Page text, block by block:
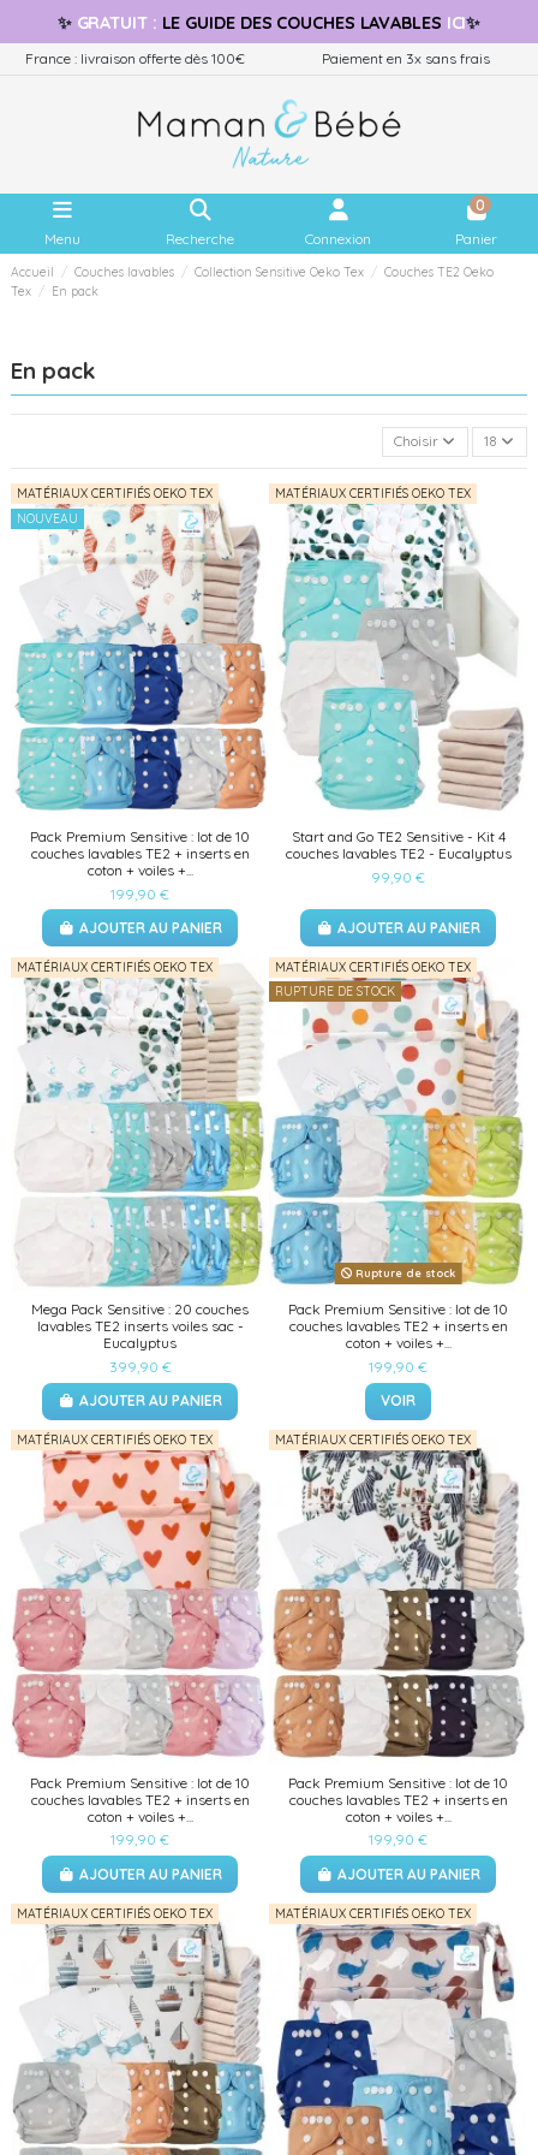
✨ GRATUIT: LE GUIDE DES COUCHES LAVABLES ICI✨
France : livraison offerte dès 100€ Paiement en 3x sans frais
Menu Recherche Connexion
0
Panier
Accueil Couches lavables Collection Sensitive Oeko Tex
Couches TE2 Oeko
Tex
En pack
En pack
Choisir 18
MATÉRIAUX CERTIFIÉS OEKO TEX
NOUVEAU
Pack Premium Sensitive : lot de 10
couches lavables TE2 + inserts en
coton + voiles +...
199,90 €
AJOUTER AU PANIER
MATÉRIAUX CERTIFIÉS OEKO TEX
Start and Go TE2 Sensitive - Kit 4
couches lavables TE2 - Eucalyptus
99,90 €
AJOUTER AU PANIER
MATÉRIAUX CERTIFIÉS OEKO TEX
Mega Pack Sensitive : 20 couches
lavables TE2 inserts voiles sac -
Eucalyptus
399,90 €
AJOUTER AU PANIER
MATÉRIAUX CERTIFIÉS OEKO TEX
RUPTURE DE STOCK
Rupture de stock
Pack Premium Sensitive : lot de 10
couches lavables TE2 + inserts en
coton + voiles +...
199,90 €
VOIR
MATÉRIAUX CERTIFIÉS OEKO TEX
Pack Premium Sensitive : lot de 10
couches lavables TE2 + inserts en
coton + voiles +...
199,90 €
AJOUTER AU PANIER
MATÉRIAUX CERTIFIÉS OEKO TEX
Pack Premium Sensitive : lot de 10
couches lavables TE2 + inserts en
coton + voiles +...
199,90 €
AJOUTER AU PANIER
MATÉRIAUX CERTIFIÉS OEKO TEX MATÉRIAUX CERTIFIÉS OEKO TEX